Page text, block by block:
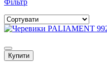
Фільтр
Купити